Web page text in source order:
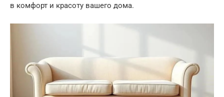
в комфорт и красоту вашего дома.